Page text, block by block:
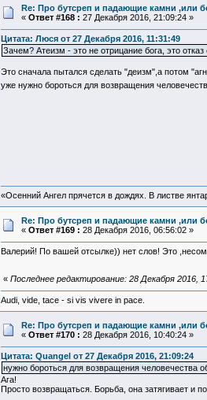
Re: Про бутсреп и падающие камни ,или
« Ответ #168 : 27 Декабря 2016, 21:09:24 »
Цитата: Люся от 27 Декабря 2016, 11:31:49
Зачем? Атеизм - это не отрицание бога, это
Это сначала пытался сделать "деизм",а потом
уже нужно бороться для возвращения
«Осенний Ангел прячется в дождях. В листве
Re: Про бутсреп и падающие камни ,или
« Ответ #169 : 28 Декабря 2016, 06:56:02 »
Валерий! По вашей отсылке)) нет слов! Это
« Последнее редактирование: 28 Декабря 2016,
Audi, vide, tace - si vis vivere in pace.
Re: Про бутсреп и падающие камни ,или
« Ответ #170 : 28 Декабря 2016, 10:40:24 »
Цитата: Quangel от 27 Декабря 2016, 21:09:24
нужно бороться для возвращения человечества
Ага!
Просто возвращаться. Борьба, она затягивает и